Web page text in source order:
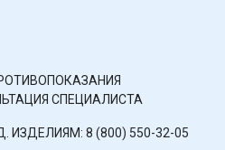
СПЕЦИАЛИСТА
ИЗДЕЛИЯМ: 8 (800) 550-32-05